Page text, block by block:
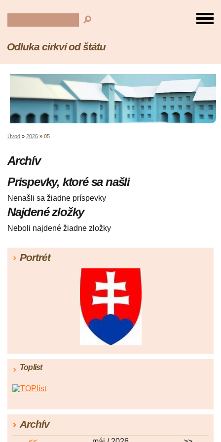
Odluka cirkví od štátu
Úvod » 2026 » 05
Archív
Prispevky, ktoré sa našli
Nenašli sa žiadne príspevky
Najdené zložky
Neboli najdené žiadne zložky
Portrét
Toplist
Archív